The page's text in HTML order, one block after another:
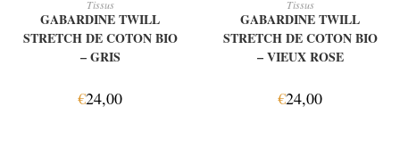
Tissus
GABARDINE TWILL
STRETCH DE COTON BIO
– GRIS
€24,00
Tissus
GABARDINE TWILL
STRETCH DE COTON BIO
– VIEUX ROSE
€24,00